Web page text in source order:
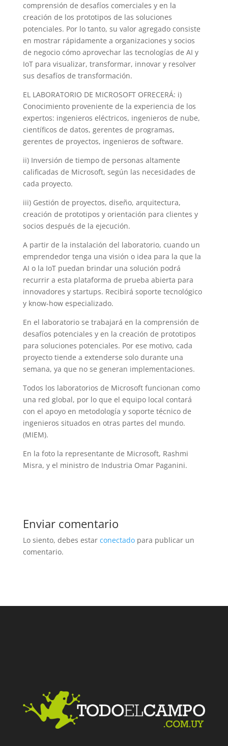
comprensión de desafíos comerciales y en la
creación de los prototipos de las soluciones
potenciales. Por lo tanto, su valor agregado consiste
en mostrar rápidamente a organizaciones y socios
de negocio cómo aprovechar las tecnologías de AI y
IoT para visualizar, transformar, innovar y resolver
sus desafíos de transformación.
EL LABORATORIO DE MICROSOFT OFRECERÁ: i)
Conocimiento proveniente de la experiencia de los
expertos: ingenieros eléctricos, ingenieros de nube,
científicos de datos, gerentes de programas,
gerentes de proyectos, ingenieros de software.
ii) Inversión de tiempo de personas altamente
calificadas de Microsoft, según las necesidades de
cada proyecto.
iii) Gestión de proyectos, diseño, arquitectura,
creación de prototipos y orientación para clientes y
socios después de la ejecución.
A partir de la instalación del laboratorio, cuando un
emprendedor tenga una visión o idea para la que la
AI o la IoT puedan brindar una solución podrá
recurrir a esta plataforma de prueba abierta para
innovadores y startups. Recibirá soporte tecnológico
y know-how especializado.
En el laboratorio se trabajará en la comprensión de
desafíos potenciales y en la creación de prototipos
para soluciones potenciales. Por ese motivo, cada
proyecto tiende a extenderse solo durante una
semana, ya que no se generan implementaciones.
Todos los laboratorios de Microsoft funcionan como
una red global, por lo que el equipo local contará
con el apoyo en metodología y soporte técnico de
ingenieros situados en otras partes del mundo.
(MIEM).
En la foto la representante de Microsoft, Rashmi
Misra, y el ministro de Industria Omar Paganini.
Enviar comentario
Lo siento, debes estar conectadopara publicar un
comentario.
Facebook